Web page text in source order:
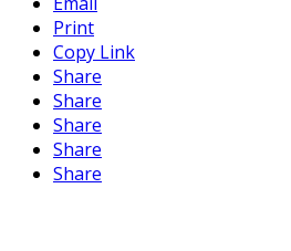
Print
Copy Link
Share
Share
Share
Share
Share